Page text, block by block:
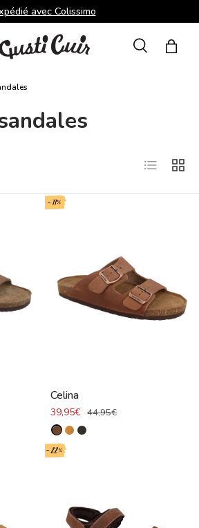
avec Colissimo
Recherche
Liste Grille
- 11%
Celina
39,95€ 44,95€
- 22%